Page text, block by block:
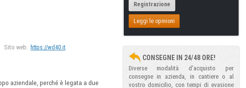
Sito web: https://wd40.it
aziendale, perché è legata a due
Registrazione
Leggi le opinioni
CONSEGNE IN 24/48 ORE!
Diverse modalità d'acquisto per
consegne in azienda, in cantiere o al
vostro domicilio, con tempi di evasione